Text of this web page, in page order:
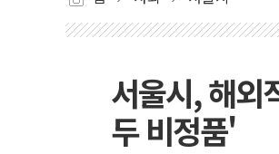
서울시, 해외
두 비정품'